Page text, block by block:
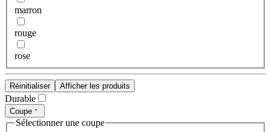
marron
rouge
rose
Réinitialiser Afficher les produits
Durable
Coupe
Sélectionner une coupe